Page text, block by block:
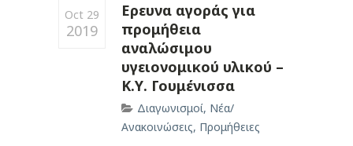
Oct 29
2019
Ερευνα αγοράς για
προμήθεια
αναλώσιμου
υγειονομικού υλικού –
Κ.Υ. Γουμένισσα
Διαγωνισμοί, Νέα/
Ανακοινώσεις, Προμήθειες